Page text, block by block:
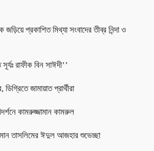
প্রকাশিত মিথ্যা সংবাদের তীব্র নিন্দা ও
রাফীক বিন সাঈদী’’
জামায়াত প্রার্থীরা
কামরুজ্জামান কামরুল
তাসলিমের ঈদুল আজহার শুভেচ্ছা